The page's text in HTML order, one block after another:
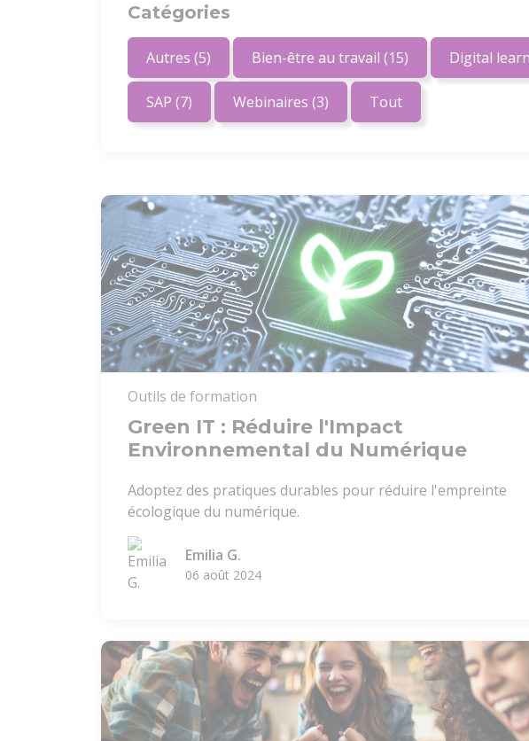
Catégories
Autres (5) Bien-être au travail (15) Digital
SAP (7) Webinaires (3) Tout
Outils de formation
Green IT : Réduire l'Impact
Environnemental du Numérique
Adoptez des pratiques durables pour réduire l'empreinte
écologique du numérique.
Emilia G.
06 août 2024